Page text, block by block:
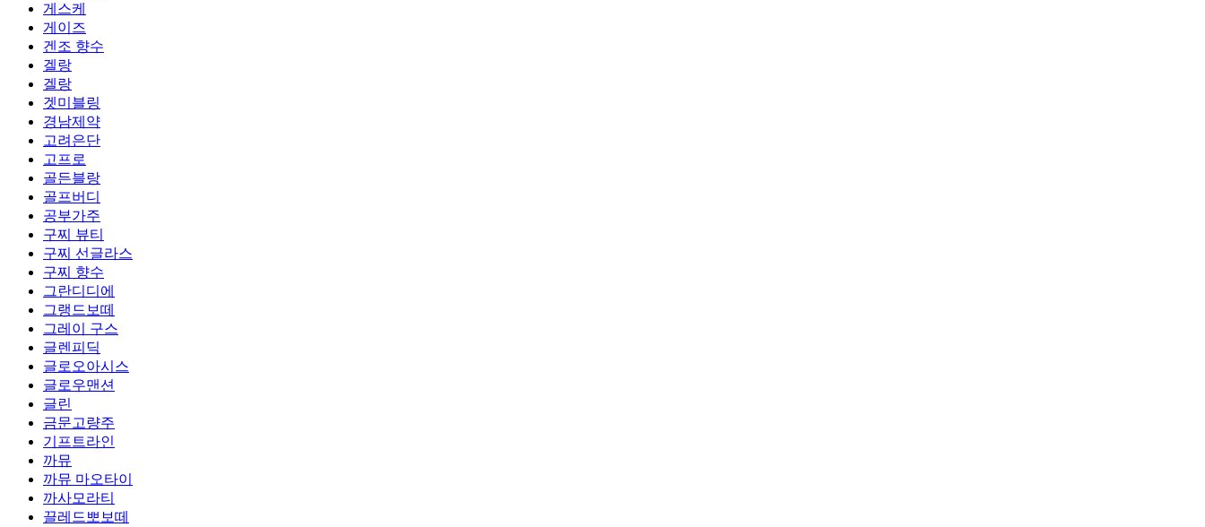
게스케
게이즈
겐조 향수
겔랑
겔랑
겟미블링
경남제약
고려은단
고프로
골든블랑
골프버디
공부가주
구찌 뷰티
구찌 선글라스
구찌 향수
그란디디에
그랭드보떼
그레이 구스
글렌피딕
글로오아시스
글로우맨션
글린
금문고량주
기프트라인
까뮤
까뮤 마오타이
까사모라티
끌레드뽀보떼